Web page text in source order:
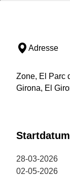
Adresse
Zone, El Parc
Girona, El
Startdatum
28-03-2026
02-05-2026